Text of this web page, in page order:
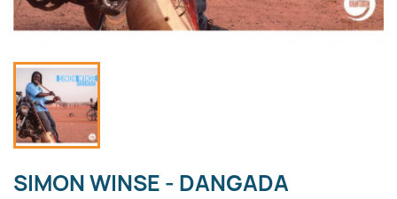
SIMON WINSE - DANGADA